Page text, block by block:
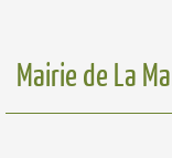
Mairie de La